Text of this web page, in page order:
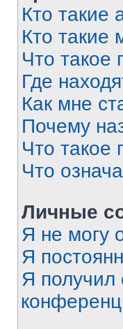
Кто такие
Кто такие
Что такое
Где
Как мне
Почему
Что такое
Что
Личные
Я не могу
Я
Я получил